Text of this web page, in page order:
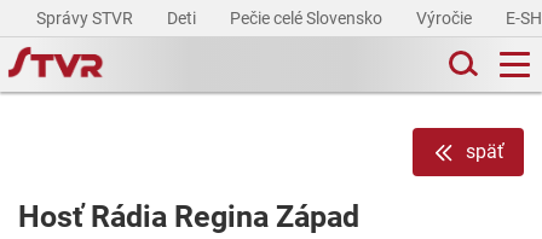
Správy STVR Deti Pečie celé Slovensko Výročie E-
späť
Hosť Rádia Regina Západ